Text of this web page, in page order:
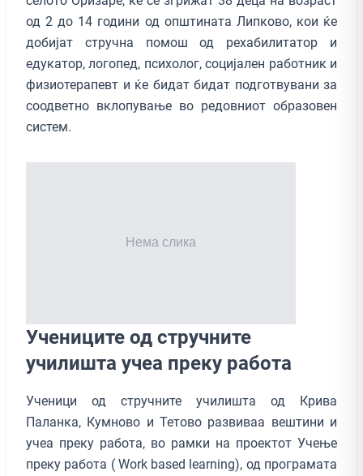
од 2 до 14 години од општината Липково, кои ќе
добијат стручна помош од рехабилитатор и
едукатор, логопед, психолог, социјален работник и
физиотерапевт и ќе бидат бидат подготвувани за
соодветно вклопување во редовниот образовен
систем.
Учениците од стручните
училишта учеа преку работа
Ученици од стручните училишта од Крива
Паланка, Кумново и Тетово развиваа вештини и
учеа преку работа, во рамки на проектот Учење
преку работа ( Work based learning), од програмата